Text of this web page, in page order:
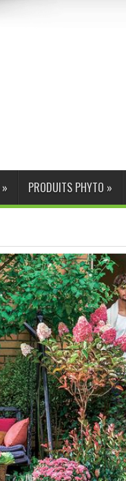
» PRODUITS PHYTO »